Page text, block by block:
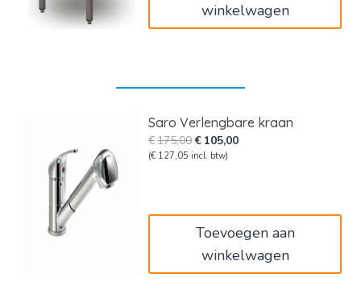
winkelwagen
Saro Verlengbare kraan
€175,00Oorspronkelijke
prijs
€ 105,00Huidige
(€ 127,05 incl. btw)
Toevoegen aan
winkelwagen